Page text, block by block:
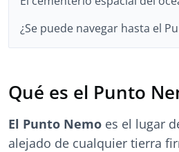
¿Se puede navegar hasta el
Qué es el Punto
El Punto Nemo es el lugar
alejado de cualquier tierra